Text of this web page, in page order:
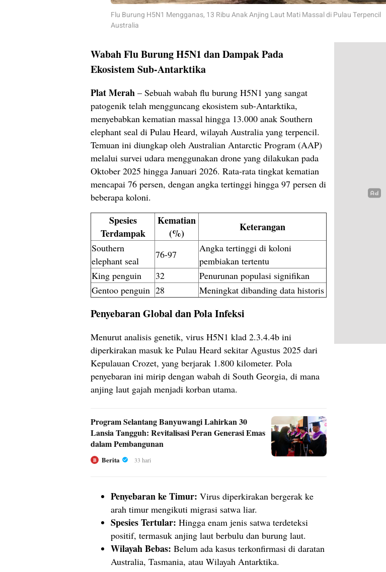
Flu Burung H5N1 Mengganas, 13 Ribu Anak Anjing Laut Mati Massal di Pulau Terpencil
Australia
Wabah Flu Burung H5N1 dan Dampak Pada
Ekosistem Sub-Antarktika
Plat Merah – Sebuah wabah flu burung H5N1 yang sangat
patogenik telah mengguncang ekosistem sub-Antarktika,
menyebabkan kematian massal hingga 13.000 anak Southern
elephant seal di Pulau Heard, wilayah Australia yang terpencil.
Temuan ini diungkap oleh Australian Antarctic Program (AAP)
melalui survei udara menggunakan drone yang dilakukan pada
Oktober 2025 hingga Januari 2026. Rata-rata tingkat kematian
mencapai 76 persen, dengan angka tertinggi hingga 97 persen di
beberapa koloni.
Spesies
Terdampak
Kematian
(%)
Keterangan
Southern
elephant seal
76-97
Angka tertinggi di koloni
pembiakan tertentu
King penguin
32
Penurunan populasi signifikan
Gentoo penguin 28 Meningkat dibanding data historis
Penyebaran Global dan Pola Infeksi
Menurut analisis genetik, virus H5N1 klad 2.3.4.4b ini
diperkirakan masuk ke Pulau Heard sekitar Agustus 2025 dari
Kepulauan Crozet, yang berjarak 1.800 kilometer. Pola
penyebaran ini mirip dengan wabah di South Georgia, di mana
anjing laut gajah menjadi korban utama.
Program Selantang Banyuwangi Lahirkan 30
Lansia Tangguh: Revitalisasi Peran Generasi Emas
dalam Pembangunan
B Berita 33 hari
Penyebaran ke Timur: Virus diperkirakan bergerak ke
arah timur mengikuti migrasi satwa liar.
Spesies Tertular: Hingga enam jenis satwa terdeteksi
positif, termasuk anjing laut berbulu dan burung laut.
Wilayah Bebas: Belum ada kasus terkonfirmasi di daratan
Australia, Tasmania, atau Wilayah Antarktika.